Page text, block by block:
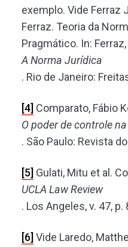
exemplo. Vide Ferraz
Ferraz. Teoria da
Pragmático. In:
A Norma Jurídica
. Rio de Janeiro:
[4] Comparato, Fábio
O poder de controle
. São Paulo: Revista
[5] Gulati, Mitu et al.
UCLA Law Review
. Los Angeles, v. 47,
[6] Vide Laredo,